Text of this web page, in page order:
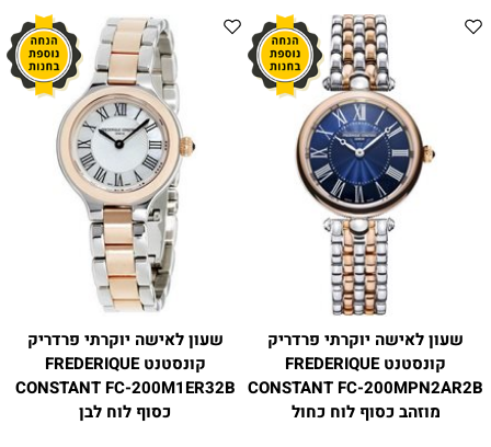
שעון לאישה יוקרתי פרדריק
קונסטנט FREDERIQUE
CONSTANT FC-200MPN2AR2B
מוזהב כסוף לוח כחול
שעון לאישה יוקרתי פרדריק
קונסטנט FREDERIQUE
CONSTANT FC-200M1ER32B
כסוף לוח לבן